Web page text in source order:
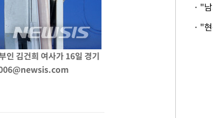
인 김건희 여사가 16일 경기